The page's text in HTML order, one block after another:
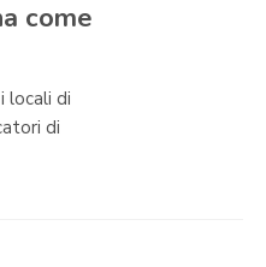
come
locali di
di